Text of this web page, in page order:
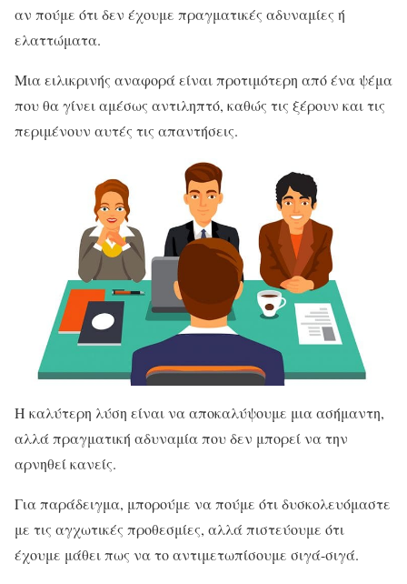
αν πούμε ότι δεν έχουμε πραγματικές αδυναμίες ή
ελαττώματα.
Μια ειλικρινής αναφορά είναι προτιμότερη από ένα ψέμα
που θα γίνει αμέσως αντιληπτό, καθώς τις ξέρουν και τις
περιμένουν αυτές τις απαντήσεις.
Η καλύτερη λύση είναι να αποκαλύψουμε μια ασήμαντη,
αλλά πραγματική αδυναμία που δεν μπορεί να την
αρνηθεί κανείς.
Για παράδειγμα, μπορούμε να πούμε ότι δυσκολευόμαστε
με τις αγχωτικές προθεσμίες, αλλά πιστεύουμε ότι
έχουμε μάθει πως να το αντιμετωπίσουμε σιγά-σιγά.